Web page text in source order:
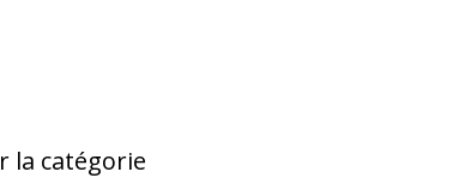
la catégorie